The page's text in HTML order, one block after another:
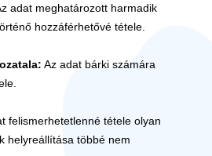
adat meghatározott harmadik
hozzáférhetővé tétele.
Az adat bárki számára
felismerhetetlenné tétele olyan
helyreállítása többé nem